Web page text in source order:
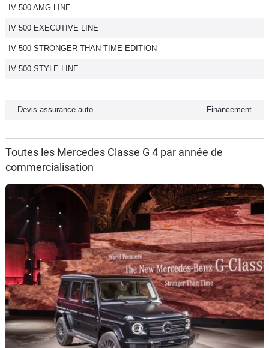
Flottes
Auto
Services
Marques
IV 500 AMG LINE
IV 500 EXECUTIVE LINE
IV 500 STRONGER THAN TIME EDITION
IV 500 STYLE LINE
Devis assurance auto Financement
Toutes les Mercedes Classe G 4 par année de
commercialisation